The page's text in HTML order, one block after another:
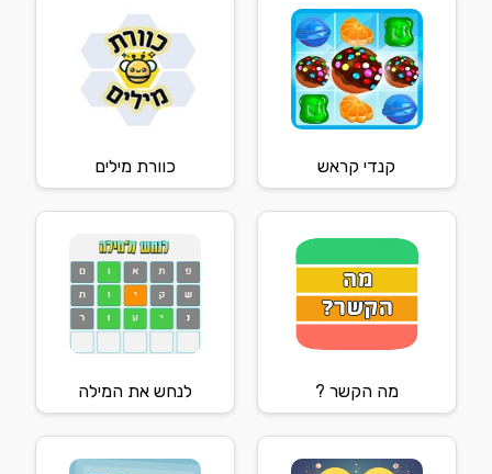
קנדי קראש כוורת מילים
מה הקשר ? לנחש את המילה